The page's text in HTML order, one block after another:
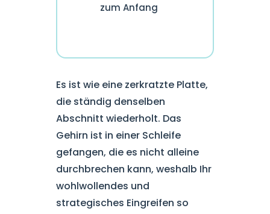
zum Anfang
Es ist wie eine zerkratzte Platte,
die ständig denselben
Abschnitt wiederholt. Das
Gehirn ist in einer Schleife
gefangen, die es nicht alleine
durchbrechen kann, weshalb Ihr
wohlwollendes und
strategisches Eingreifen so